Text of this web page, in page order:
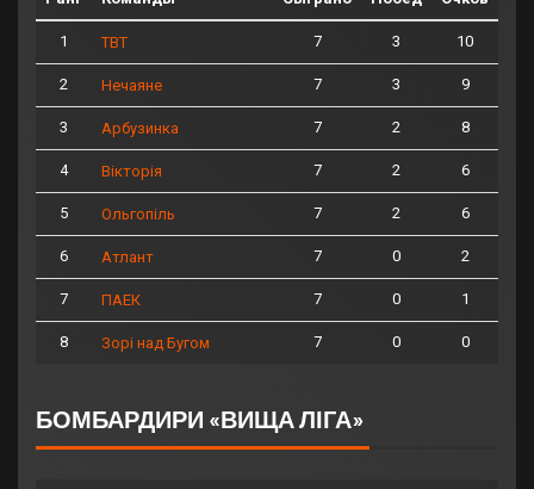
1 ТВТ 7 3 10
2 Нечаяне 7 3 9
3 Арбузинка 7 2 8
4 Вікторія 7 2 6
5 Ольгопіль 7 2 6
6 Атлант 7 0 2
7 ПАЕК 7 0 1
8 Зорі над Бугом 7 0 0
БОМБАРДИРИ «ВИЩА ЛІГА»